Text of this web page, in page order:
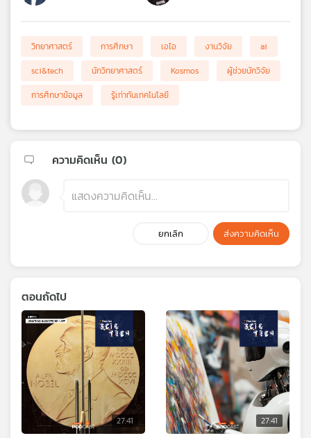
วิทยาศาสตร์ การศึกษา เอไอ งานวิจัย
ai
sci&tech
นักวิทยาศาสตร์ Kosmos
ผู้ช่วยนักวิจัย
การศึกษาข้อมูล
รู้เท่าทันเทคโนโลยี
ความคิดเห็น (0)
ยกเลิก ส่งความคิดเห็น
ตอนถัดไป
27:41 27:41